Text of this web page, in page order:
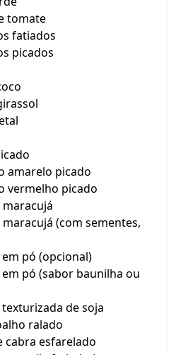
tomate
fatiados
picados
amarelo picado
vermelho picado
(com sementes,
pó (opcional)
pó (sabor baunilha ou
de soja
ralado
cabra esfarelado